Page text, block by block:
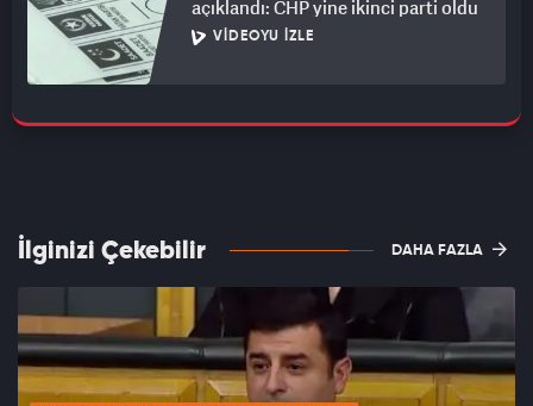
açıklandı: CHP yine ikinci parti oldu
VIDEOYU İZLE
İlginizi Çekebilir DAHA FAZLA